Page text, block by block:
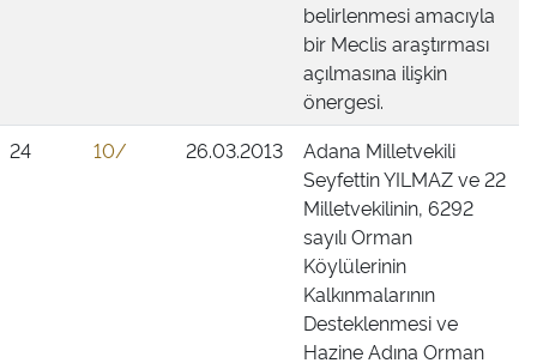
belirlenmesi amacıyla
bir Meclis araştırması
açılmasına ilişkin
önergesi.
24
10/ 26.03.2013
Adana Milletvekili
Seyfettin YILMAZ ve 22
Milletvekilinin, 6292
sayılı Orman
Köylülerinin
Kalkınmalarının
Desteklenmesi ve
Hazine Adına Orman